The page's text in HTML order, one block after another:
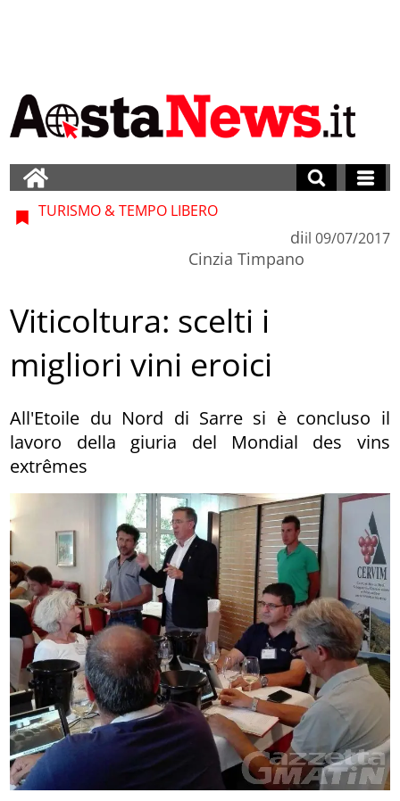
TURISMO & TEMPO LIBERO
di
Cinzia Timpano
il 09/07/2017
Viticoltura: scelti i
migliori vini eroici
All'Etoile du Nord di Sarre si è concluso il
lavoro della giuria del Mondial des vins
extrêmes